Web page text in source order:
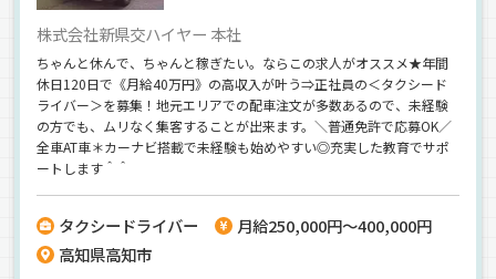
株式会社新県交ハイヤー 本社
ちゃんと休んで、ちゃんと稼ぎたい。ならこの求人がオススメ★年間
休日120日で《月給40万円》の高収入が叶う⇒正社員の＜タクシード
ライバー＞を募集！地元エリアでの配車注文が多数あるので、未経験
の方でも、ムリなく集客することが出来ます。＼普通免許で応募OK／
全車AT車＊カーナビ搭載で未経験も始めやすい◎充実した教育でサポ
ートします＾＾
タクシードライバー
月給250,000円～400,000円
高知県高知市